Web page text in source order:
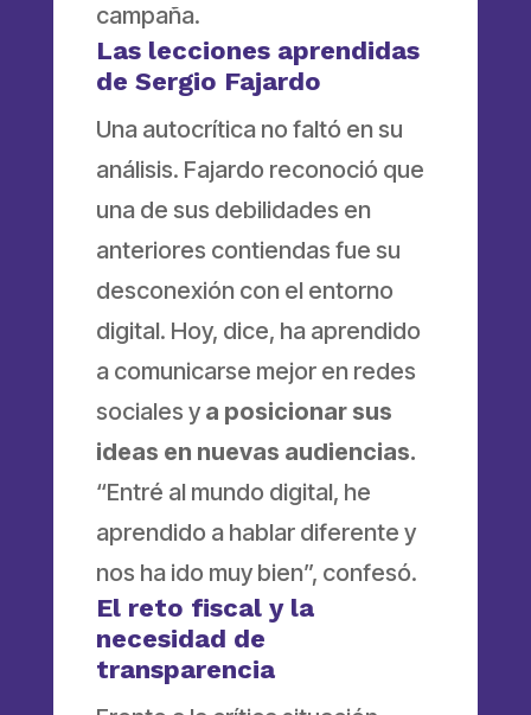
campaña.
Las lecciones aprendidas
de Sergio Fajardo
Una autocrítica no faltó en su
análisis. Fajardo reconoció que
una de sus debilidades en
anteriores contiendas fue su
desconexión con el entorno
digital. Hoy, dice, ha aprendido
a comunicarse mejor en redes
sociales y a posicionar sus
ideas en nuevas audiencias.
“Entré al mundo digital, he
aprendido a hablar diferente y
nos ha ido muy bien”, confesó.
El reto fiscal y la
necesidad de
transparencia